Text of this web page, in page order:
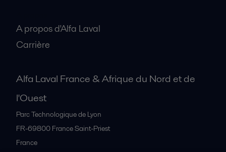
A propos d'Alfa Laval
Carrière
Alfa Laval France & Afrique du Nord et de
l'Ouest
Parc Technologique de Lyon
FR-69800 France Saint-Priest
France